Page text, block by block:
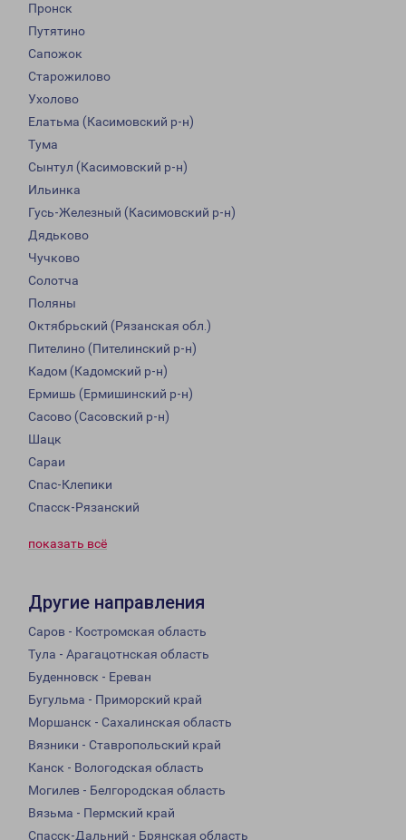
Пронск
Путятино
Сапожок
Старожилово
Ухолово
Елатьма (Касимовский р-н)
Тума
Сынтул (Касимовский р-н)
Ильинка
Гусь-Железный (Касимовский р-н)
Дядьково
Чучково
Солотча
Поляны
Октябрьский (Рязанская обл.)
Пителино (Пителинский р-н)
Кадом (Кадомский р-н)
Ермишь (Ермишинский р-н)
Сасово (Сасовский р-н)
Шацк
Сараи
Спас-Клепики
Спасск-Рязанский
показать всё
Другие направления
Саров - Костромская область
Тула - Арагацотнская область
Буденновск - Ереван
Бугульма - Приморский край
Моршанск - Сахалинская область
Вязники - Ставропольский край
Канск - Вологодская область
Могилев - Белгородская область
Вязьма - Пермский край
Спасск-Дальний - Брянская область